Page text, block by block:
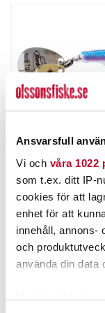
Ansvarsfull
Vi och våra 1022
som t.ex. ditt IP-
cookies för att
enhet för att
innehåll, annons-
och
använda din data
Berkley Power
Spintail
Nuvarande
79,00 kr
99,00 kr
79,00 kr
99,00
LÄS MER